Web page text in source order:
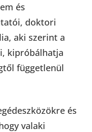
és
doktori
aki szerint a
kipróbálhatja
függetlenül
és
valaki